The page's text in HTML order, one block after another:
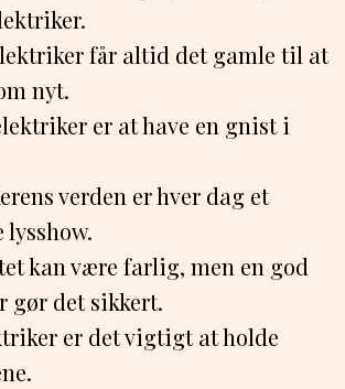
får altid det gamle til at
nyt.
er at have en gnist i
verden er hver dag et
lysshow.
kan være farlig, men en god
gør det sikkert.
er det vigtigt at holde